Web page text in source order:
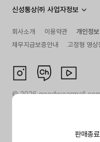
판매종
신성통상㈜ 사업자정보
회사소개 이용약관
개인정
채무지급보증안내
고정형 영상
©2026goodwearmall.com